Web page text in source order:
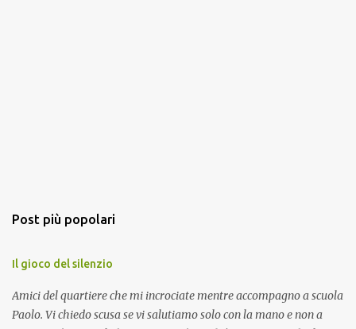
Post più popolari
Il gioco del silenzio
Amici del quartiere che mi incrociate mentre accompagno a scuola
Paolo. Vi chiedo scusa se vi salutiamo solo con la mano e non a